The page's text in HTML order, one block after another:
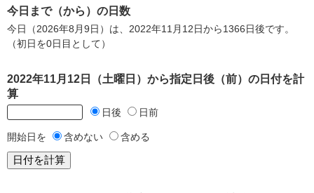
今日まで（から）の日数
今日（2026年8月9日）は、2022年11月12日から1366日後です。
（初日を0日目として）
2022年11月12日（土曜日）から指定日後（前）の日付を計
算
日後 日前
開始日を 含めない 含める